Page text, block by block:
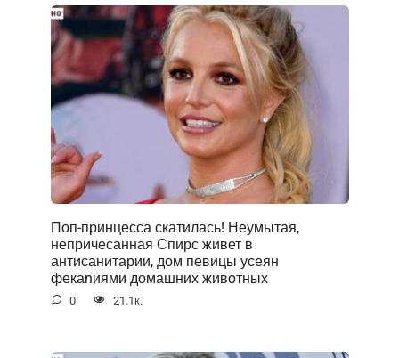
Поп-принцесса скатилась! Неумытая,
непричесанная Спирс живет в
антисанитарии, дом певицы усеян
фекаnиями домашних животных
0 21.1к.